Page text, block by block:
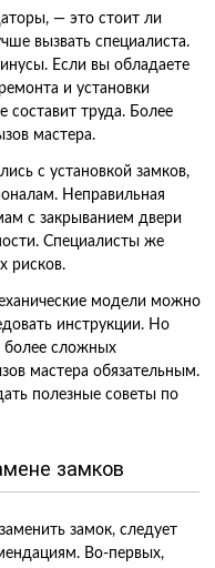
— это стоит ли
вызвать специалиста.
Если вы обладаете
и установки
составит труда. Более
мастера.
с установкой замков,
Неправильная
с закрыванием двери
Специалисты же
рисков.
модели можно
инструкции. Но
более сложных
мастера обязательным.
полезные советы по
замков
замок, следует
Во-первых,